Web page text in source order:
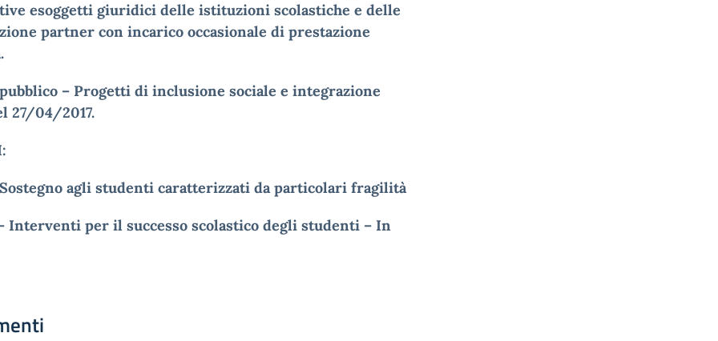
esoggetti giuridici delle istituzioni scolastiche e delle
partner con incarico occasionale di prestazione
– Progetti di inclusione sociale e integrazione
27/04/2017.
Sostegno agli studenti caratterizzati da particolari fragilità
– Interventi per il successo scolastico degli studenti – In